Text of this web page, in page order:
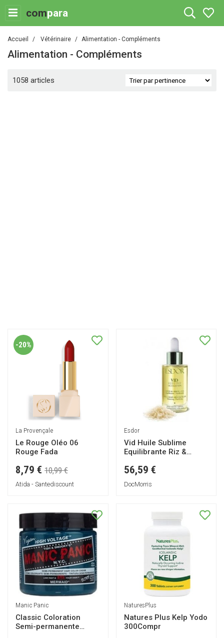
compara
Accueil Vétérinaire Alimentation - Compléments
Alimentation - Compléments
1058 articles
-20%
La Provençale
Le Rouge Oléo 06
Rouge Fada
8,79 € 10,99 €
Atida - Santediscount
Esdor
Vid Huile Sublime
Equilibrante Riz &
56,59 €
DocMorris
Manic Panic
Classic Coloration
Semi-permanente
NaturesPlus
Natures Plus Kelp Yodo
300Compr